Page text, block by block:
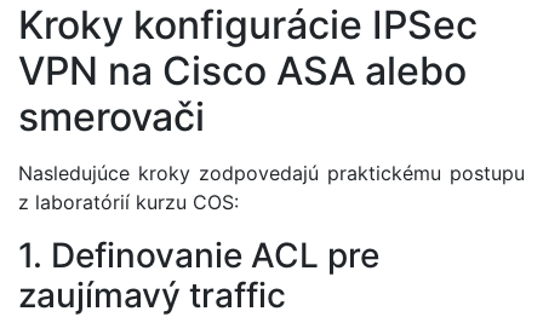
Kroky konfigurácie IPSec
VPN na Cisco ASA alebo
smerovači
Nasledujúce kroky zodpovedajú praktickému postupu
z laboratórií kurzu COS:
1. Definovanie ACL pre
zaujímavý traffic